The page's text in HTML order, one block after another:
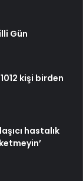
Gün
kişi birden
hastalık